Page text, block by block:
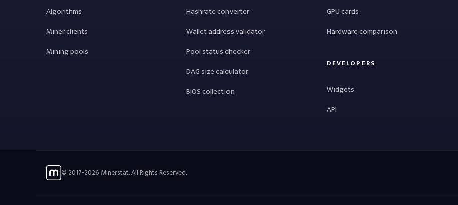
Algorithms
Miner clients
Mining pools
Hashrate converter
Wallet address validator
Pool status checker
DAG size calculator
BIOS collection
GPU cards
Hardware comparison
DEVELOPERS
Widgets
API
© 2017-2026 Minerstat. All Rights Reserved.